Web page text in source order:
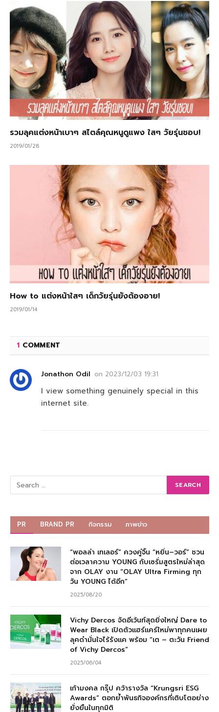
รวมลุคแต่งหน้าเบาๆ สไตล์คุณหนูดูแพง ใสๆ วัยรุ่นชอบ!
2019/01/28
How to แต่งหน้าใสๆ เด็กวัยรุ่นยังต้องอาย!
2019/01/14
1 COMMENT
Jonathon Odil on 2023/12/03 19:31
I view something genuinely special in this
internet site.
PR BRAND PR กิจกรรม ภาพข่าว
“พอลล่า เทเลอร์” ควงคู่จิ้น “หยิ่น–วอร์” ชวน
ต่อเวลาความ YOUNG กับเซรั่มสูตรใหม่ล่าสุด
จาก OLAY งาน “OLAY Ultra Firming ทุก
วัน YOUNG ได้อีก”
2025/08/20
Vichy Dercos จัดอีเว้นท์สุดยิ่งใหญ่ Dare to
Wear Black เปิดตัวแฮร์แคร์ใหม่พาทุกคนเผย
ลุคดำมั่นใจไร้รังแค พร้อม “เต – ตะวัน Friend
of Vichy Dercos”
2025/06/04
เก้ามงคล กรุ๊ป คว้ารางวัล “Krungsri ESG
Awards” ตอกย้ำพันธกิจองค์กรที่เติบโตอย่าง
ยั่งยืนในทุกมิติ